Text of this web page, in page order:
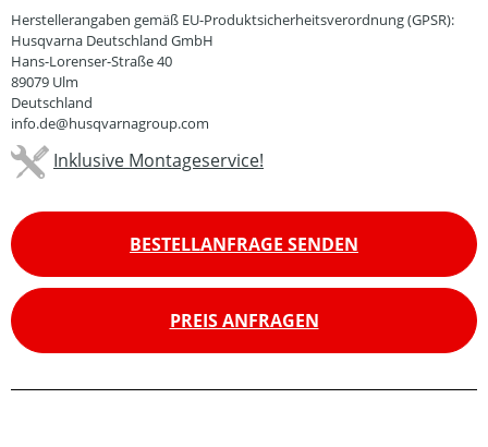
Herstellerangaben gemäß EU-Produktsicherheitsverordnung (GPSR):
Husqvarna Deutschland GmbH
Hans-Lorenser-Straße 40
89079 Ulm
Deutschland
info.de@husqvarnagroup.com
Inklusive Montageservice!
BESTELLANFRAGE SENDEN
PREIS ANFRAGEN